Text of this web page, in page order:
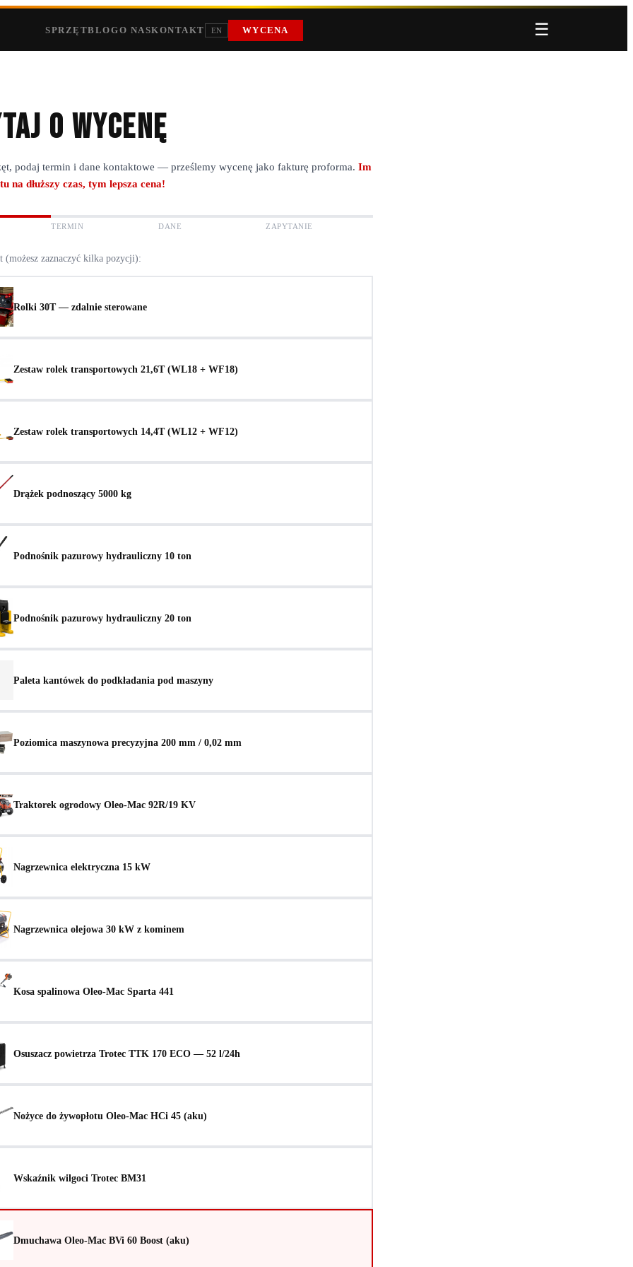
SPRZĘTBLOGO NASKONTAKT EN WYCENA ☰
o wycenę
podaj termin i dane kontaktowe — prześlemy wycenę jako fakturę proforma. Im
na dłuższy czas, tym lepsza cena!
TERMIN DANE ZAPYTANIE
(możesz zaznaczyć kilka pozycji):
Rolki 30T — zdalnie sterowane
Zestaw rolek transportowych 21,6T (WL18 + WF18)
Zestaw rolek transportowych 14,4T (WL12 + WF12)
Drążek podnoszący 5000 kg
Podnośnik pazurowy hydrauliczny 10 ton
Podnośnik pazurowy hydrauliczny 20 ton
Paleta kantówek do podkładania pod maszyny
Poziomica maszynowa precyzyjna 200 mm / 0,02 mm
Traktorek ogrodowy Oleo-Mac 92R/19 KV
Nagrzewnica elektryczna 15 kW
Nagrzewnica olejowa 30 kW z kominem
Kosa spalinowa Oleo-Mac Sparta 441
Osuszacz powietrza Trotec TTK 170 ECO — 52 l/24h
Nożyce do żywopłotu Oleo-Mac HCi 45 (aku)
Wskaźnik wilgoci Trotec BM31
Dmuchawa Oleo-Mac BVi 60 Boost (aku)